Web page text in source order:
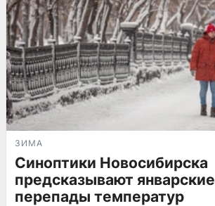
ЗИМА
Синоптики Новосибирска
предсказывают январские
перепады температур